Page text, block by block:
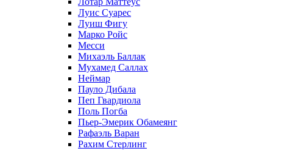
Луис Суарес
Луиш Фигу
Марко Ройс
Месси
Михаэль Баллак
Мухамед Саллах
Неймар
Пауло Дибала
Пеп Гвардиола
Поль Погба
Пьер-Эмерик Обамеянг
Рафаэль Варан
Рахим Стерлинг